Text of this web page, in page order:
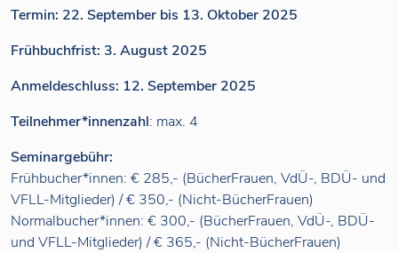
Termin: 22. September bis 13. Oktober 2025
Frühbuchfrist: 3. August 2025
Anmeldeschluss: 12. September 2025
Teilnehmer*innenzahl: max. 4
Seminargebühr:
Frühbucher*innen: € 285,- (BücherFrauen, VdÜ-, BDÜ- und
VFLL-Mitglieder) / € 350,- (Nicht-BücherFrauen)
Normalbucher*innen: € 300,- (BücherFrauen, VdÜ-, BDÜ-
und VFLL-Mitglieder) / € 365,- (Nicht-BücherFrauen)